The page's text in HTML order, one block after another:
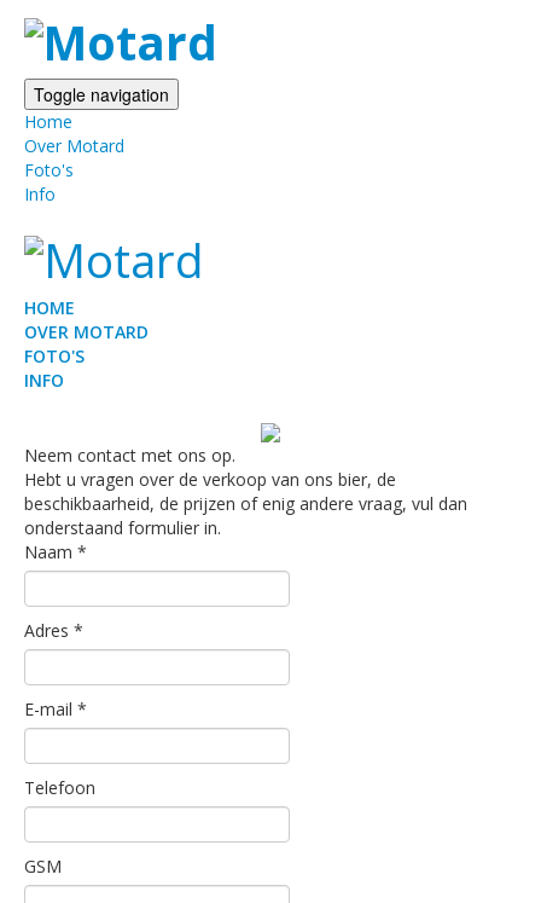
Toggle navigation
Home
Over Motard
Foto's
Info
HOME
OVER MOTARD
FOTO'S
INFO
Neem contact met ons op.
Hebt u vragen over de verkoop van ons bier, de
beschikbaarheid, de prijzen of enig andere vraag, vul dan
onderstaand formulier in.
Naam *
Adres *
E-mail *
Telefoon
GSM